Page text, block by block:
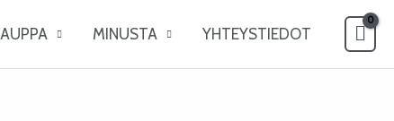
MINUSTA YHTEYSTIEDOT